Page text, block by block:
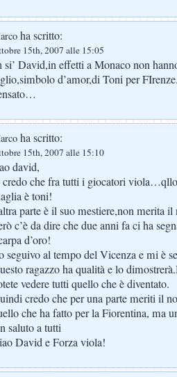
ha scritto:
15th, 2007 alle 15:05
si’ David,in effetti a Monaco non
d’amor,di Toni per
ha scritto:
15th, 2007 alle 15:10
david,
che fra tutti i giocatori
è toni!
parte è il suo mestiere,non merita il
c’è da dire che due anni fa ci ha
d’oro!
seguivo al tempo del Vicenza e mi è
ragazzo ha qualità e lo
vedere tutti quello che è diventato.
credo che per una parte meriti il
che ha fatto per la Fiorentina, ma
saluto a tutti
David e Forza viola!